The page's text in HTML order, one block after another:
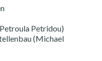
Petridou)
(Michael